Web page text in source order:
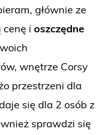
głównie ze
i oszczędne
wnętrze Corsy
przestrzeni dla
się dla 2 osób z
sprawdzi się